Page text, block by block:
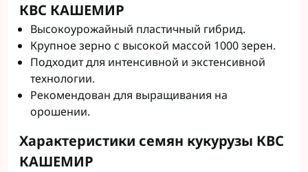
КВС КАШЕМИР
Высокоурожайный пластичный гибрид.
Крупное зерно с высокой массой 1000 зерен.
Подходит для интенсивной и экстенсивной
технологии.
Рекомендован для выращивания на
орошении.
Характеристики семян кукурузы КВС
КАШЕМИР